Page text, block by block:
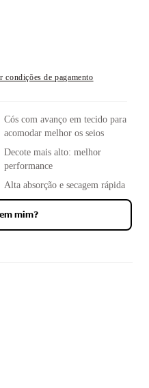
condições de pagamento
Cós com avanço em tecido para
acomodar melhor os seios
Decote mais alto: melhor
performance
Alta absorção e secagem rápida
mim?